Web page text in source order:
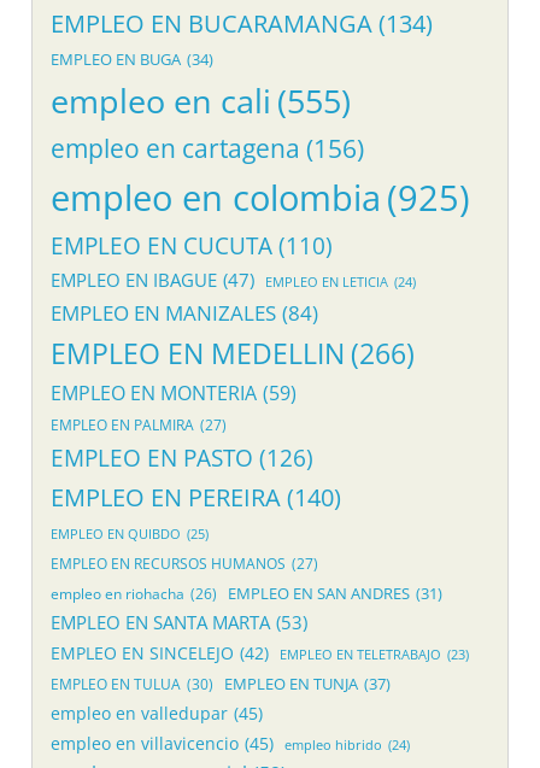
EMPLEO EN BUCARAMANGA(134)
EMPLEO EN BUGA (34)
empleo en cali (555)
empleo en cartagena (156)
empleo en colombia (925)
EMPLEO EN CUCUTA (110)
EMPLEO EN IBAGUE (47) EMPLEO EN LETICIA (24)
EMPLEO EN MANIZALES (84)
EMPLEO EN MEDELLIN (266)
EMPLEO EN MONTERIA (59)
EMPLEO EN PALMIRA (27)
EMPLEO EN PASTO (126)
EMPLEO EN PEREIRA(140)
EMPLEO EN QUIBDO (25)
EMPLEO EN RECURSOS HUMANOS (27)
empleo en riohacha (26) EMPLEO EN SAN ANDRES (31)
EMPLEO EN SANTA MARTA (53)
EMPLEO EN SINCELEJO (42) EMPLEO EN TELETRABAJO (23)
EMPLEO EN TULUA (30) EMPLEO EN TUNJA (37)
empleo en valledupar (45)
empleo en villavicencio (45) empleo hibrido (24)